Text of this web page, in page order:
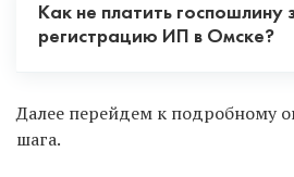
Как не платить госпошлину
регистрацию ИП в Омске?
Есть только 2 законных
Далее перейдем к подробному
шага.